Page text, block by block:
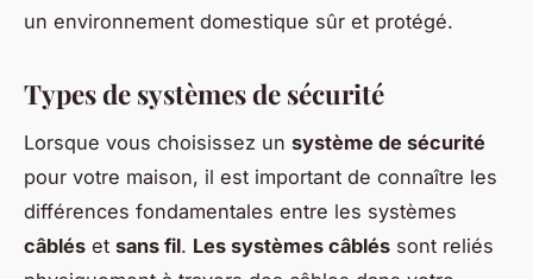
un environnement domestique sûr et protégé.
Types de systèmes de sécurité
Lorsque vous choisissez un système de sécurité
pour votre maison, il est important de connaître les
différences fondamentales entre les systèmes
câblés et sans fil. Les systèmes câblés sont reliés